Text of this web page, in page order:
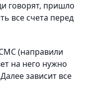
говорят, пришло
все счета перед
(направили
на него нужно
зависит все